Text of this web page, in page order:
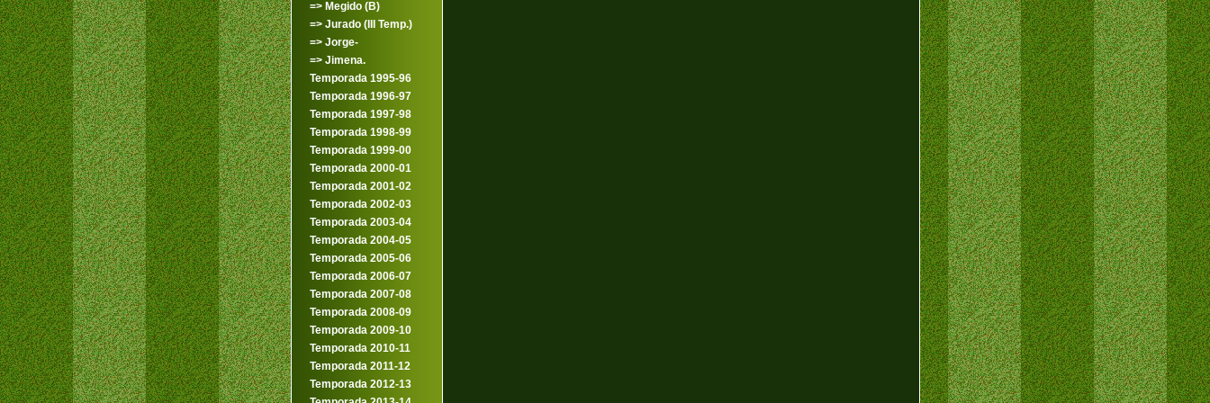
=> Megido (B)
=> Jurado (III Temp.)
=> Jorge-
=> Jimena.
Temporada 1995-96
Temporada 1996-97
Temporada 1997-98
Temporada 1998-99
Temporada 1999-00
Temporada 2000-01
Temporada 2001-02
Temporada 2002-03
Temporada 2003-04
Temporada 2004-05
Temporada 2005-06
Temporada 2006-07
Temporada 2007-08
Temporada 2008-09
Temporada 2009-10
Temporada 2010-11
Temporada 2011-12
Temporada 2012-13